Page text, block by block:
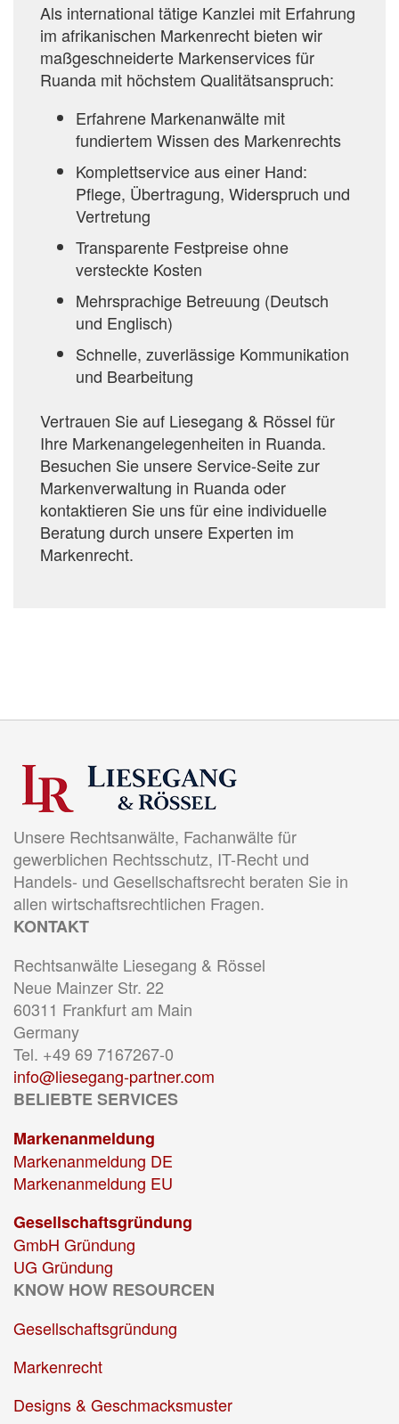
Als international tätige Kanzlei mit Erfahrung
im afrikanischen Markenrecht bieten wir
maßgeschneiderte Markenservices für
Ruanda mit höchstem Qualitätsanspruch:
Erfahrene Markenanwälte mit
fundiertem Wissen des Markenrechts
Komplettservice aus einer Hand:
Pflege, Übertragung, Widerspruch und
Vertretung
Transparente Festpreise ohne
versteckte Kosten
Mehrsprachige Betreuung (Deutsch
und Englisch)
Schnelle, zuverlässige Kommunikation
und Bearbeitung
Vertrauen Sie auf Liesegang & Rössel für
Ihre Markenangelegenheiten in Ruanda.
Besuchen Sie unsere Service-Seite zur
Markenverwaltung in Ruanda oder
kontaktieren Sie uns für eine individuelle
Beratung durch unsere Experten im
Markenrecht.
Unsere Rechtsanwälte, Fachanwälte für
gewerblichen Rechtsschutz, IT-Recht und
Handels- und Gesellschaftsrecht beraten Sie in
allen wirtschaftsrechtlichen Fragen.
KONTAKT
Rechtsanwälte Liesegang & Rössel
Neue Mainzer Str. 22
60311 Frankfurt am Main
Germany
Tel. +49 69 7167267-0
info@liesegang-partner.com
BELIEBTE SERVICES
Markenanmeldung
Markenanmeldung DE
Markenanmeldung EU
Gesellschaftsgründung
GmbH Gründung
UG Gründung
KNOW HOW RESOURCEN
Gesellschaftsgründung
Markenrecht
Designs & Geschmacksmuster